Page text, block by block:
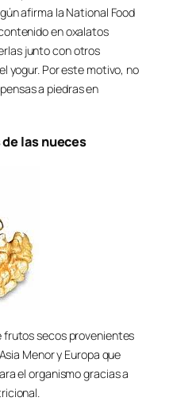
afirma la National Food
en oxalatos
junto con otros
yogur. Por este motivo, no
a piedras en
las nueces
frutos secos provenientes
Menor y Europa que
el organismo gracias a